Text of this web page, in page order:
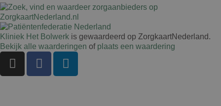
Kliniek Het Bolwerk is gewaardeerd op ZorgkaartNederland.
Bekijk alle waarderingen of plaats een waardering